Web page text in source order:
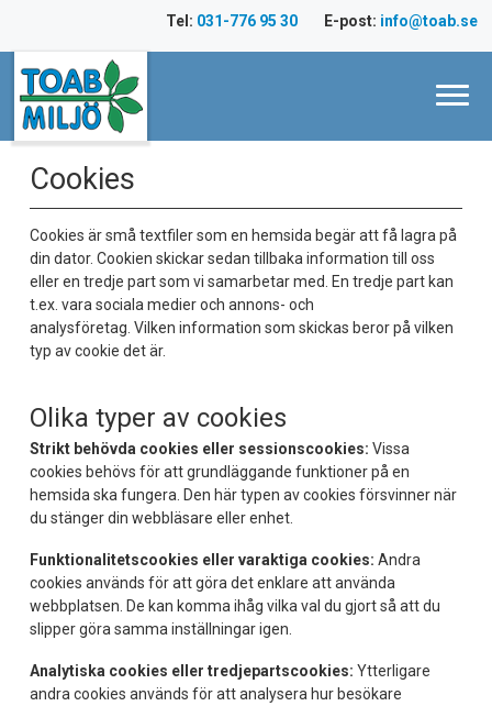
innehåll
Tel: 031-776 95 30 E-post: info@toab.se
Cookies
Cookies är små textfiler som en hemsida begär att få lagra på
din dator. Cookien skickar sedan tillbaka information till oss
eller en tredje part som vi samarbetar med. En tredje part kan
t.ex. vara sociala medier och annons- och
analysföretag. Vilken information som skickas beror på vilken
typ av cookie det är.
Olika typer av cookies
Strikt behövda cookies eller sessionscookies: Vissa
cookies behövs för att grundläggande funktioner på en
hemsida ska fungera. Den här typen av cookies försvinner när
du stänger din webbläsare eller enhet.
Funktionalitetscookies eller varaktiga cookies: Andra
cookies används för att göra det enklare att använda
webbplatsen. De kan komma ihåg vilka val du gjort så att du
slipper göra samma inställningar igen.
Analytiska cookies eller tredjepartscookies: Ytterligare
andra cookies används för att analysera hur besökare